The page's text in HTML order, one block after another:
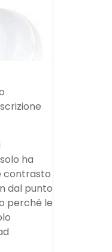
ha
contrasto
dal punto
perché le